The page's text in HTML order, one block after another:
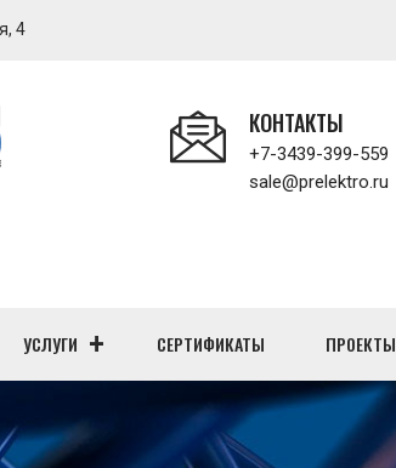
4
КОНТАКТЫ
+7-3439-399-559
sale@prelektro.ru
УСЛУГИ СЕРТИФИКАТЫ ПРОЕКТЫ